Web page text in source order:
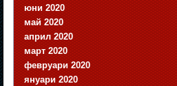
юни 2020
май 2020
април 2020
март 2020
февруари 2020
януари 2020